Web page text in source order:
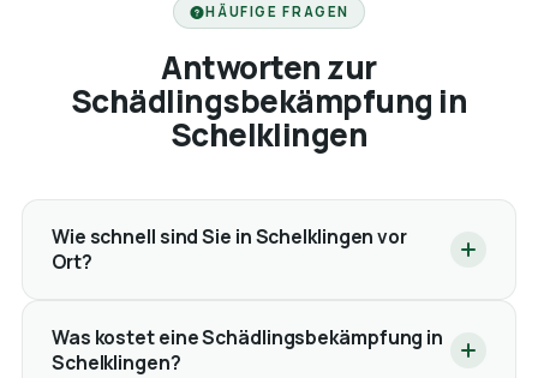
HÄUFIGE FRAGEN
Antworten zur
Schädlingsbekämpfung in
Schelklingen
Wie schnell sind Sie in Schelklingen vor
Ort?
Was kostet eine Schädlingsbekämpfung in
Schelklingen?